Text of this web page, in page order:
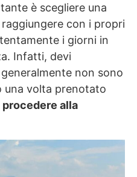
è scegliere una
con i propri
i giorni in
Infatti, devi
non sono
una volta prenotato
alla